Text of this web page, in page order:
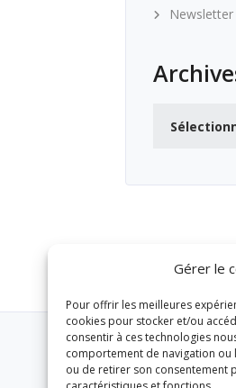
Gérer le
Pour offrir les meilleures
cookies pour stocker et/ou
consentir à ces technologies
comportement de navigation ou
ou de retirer son consentement